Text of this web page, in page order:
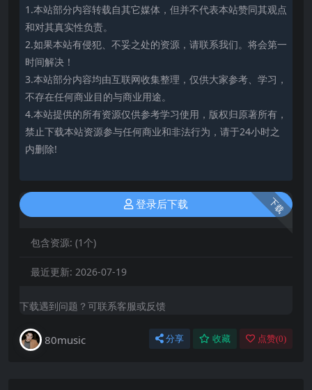
1.本站部分内容转载自其它媒体，但并不代表本站赞同其观点
和对其真实性负责。
2.如果本站有侵犯、不妥之处的资源，请联系我们。将会第一
时间解决！
3.本站部分内容均由互联网收集整理，仅供大家参考、学习，
不存在任何商业目的与商业用途。
4.本站提供的所有资源仅供参考学习使用，版权归原著所有，
禁止下载本站资源参与任何商业和非法行为，请于24小时之
内删除!
下载
登录后下载
包含资源: (1个)
最近更新: 2026-07-19
下载遇到问题？可联系客服或反馈
80music 分享 收藏 点赞(0)